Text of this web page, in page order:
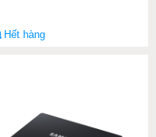
Hết hàng